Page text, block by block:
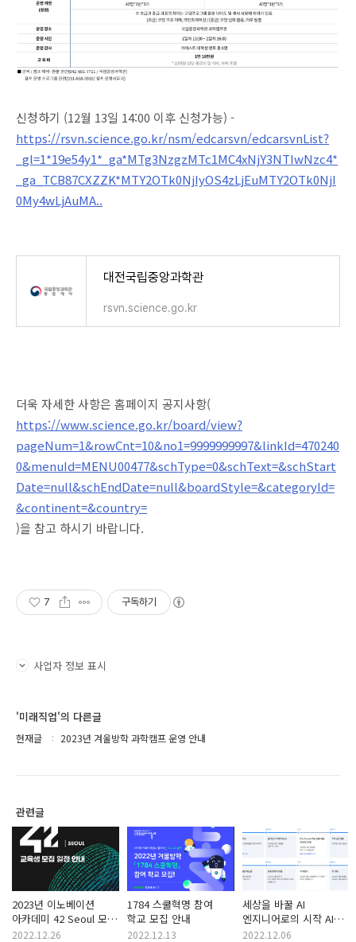
신청하기 (12월 13일 14:00 이후 신청가능) -
https://rsvn.science.go.kr/nsm/edcarsvn/edcarsvnList?
_gl=1*19e54y1*_ga*MTg3NzgzMTc1MC4xNjY3NTIwNzc4*
_ga_TCB87CXZZK*MTY2OTk0NjIyOS4zLjEuMTY2OTk0NjI
0My4wLjAuMA..
대전국립중앙과학관
rsvn.science.go.kr
더욱 자세한 사항은 홈페이지 공지사항(
https://www.science.go.kr/board/view?
pageNum=1&rowCnt=10&no1=9999999997&linkId=470240
0&menuId=MENU00477&schType=0&schText=&schStart
Date=null&schEndDate=null&boardStyle=&categoryId=
&continent=&country=
)을 참고 하시기 바랍니다.
7 구독하기
사업자 정보 표시
'미래직업'의 다른글
현재글 2023년 겨울방학 과학캠프 운영 안내
관련글
2023년 이노베이션
아카데미 42 Seoul 모집
요강
2022.12.26
1784 스쿨혁명 참여
학교 모집 안내
2022.12.13
세상을 바꿀 AI
엔지니어로의 시작 AI
Tech 5기 모집 안내
2022.12.06